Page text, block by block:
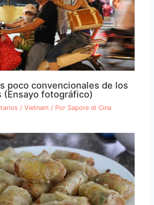
poco convencionales de los
(Ensayo fotográfico)
/ Vietnam / Por Sapore di Cina